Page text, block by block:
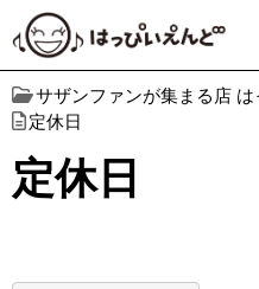
サザンファンが集まる店
定休日
定休日